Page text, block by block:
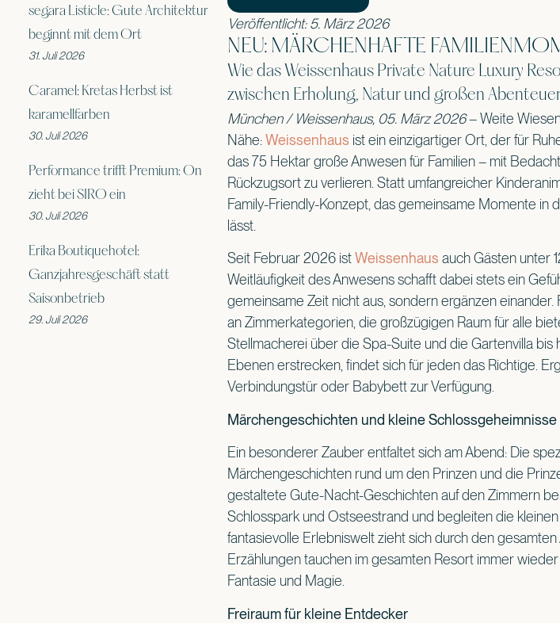
segara Listicle: Gute Architektur
beginnt mit dem Ort
31. Juli 2026
Caramel: Kretas Herbst ist
karamellfarben
30. Juli 2026
Performance trifft Premium: On
zieht bei SIRO ein
30. Juli 2026
Erika Boutiquehotel:
Ganzjahresgeschäft statt
Saisonbetrieb
29. Juli 2026
Veröffentlicht: 5. März 2026
NEU: MÄRCHENHAFTE
Wie das Weissenhaus Private Nature Luxury
zwischen Erholung, Natur und großen
München / Weissenhaus, 05. März 2026– Weite
Nähe:Weissenhaus ist ein einzigartiger Ort, der für
das 75 Hektar große Anwesen für Familien – mit
Rückzugsort zu verlieren. Statt umfangreicher
Family-Friendly-Konzept, das gemeinsame Momente in
lässt.
Seit Februar 2026 istWeissenhaus auch Gästen unter
Weitläufigkeit des Anwesens schafft dabei stets ein
gemeinsame Zeit nicht aus, sondern ergänzen
an Zimmerkategorien, die großzügigen Raum für alle
Stellmacherei über die Spa-Suite und die Gartenvilla
Ebenen erstrecken, findet sich für jeden das Richtige.
Verbindungstür oder Babybett zur Verfügung.
Märchengeschichten und kleine Schlossgeheimnisse
Ein besonderer Zauber entfaltet sich am Abend: Die
Märchengeschichten rund um den Prinzen und die
gestaltete Gute-Nacht-Geschichten auf den Zimmern
Schlosspark und Ostseestrand und begleiten die
fantasievolle Erlebniswelt zieht sich durch den
Erzählungen tauchen im gesamten Resort immer
Fantasie und Magie.
Freiraum für kleine Entdecker